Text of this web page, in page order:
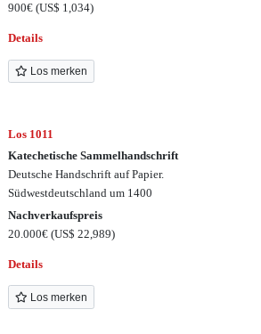
900€(US$ 1,034)
Details
Los merken
Los 1011
Katechetische Sammelhandschrift
Deutsche Handschrift auf Papier.
Südwestdeutschland um 1400
Nachverkaufspreis
20.000€(US$ 22,989)
Details
Los merken